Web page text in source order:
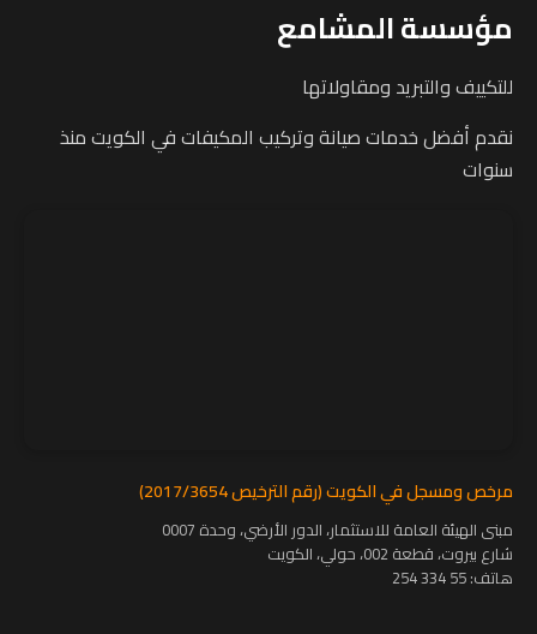
مؤسسة المشامع
للتكييف والتبريد ومقاولاتها
نقدم أفضل خدمات صيانة وتركيب المكيفات في الكويت منذ
سنوات
مرخص ومسجل في الكويت (رقم الترخيص 2017/3654)
مبنى الهيئة العامة للاستثمار، الدور الأرضي، وحدة 0007
شارع بيروت، قطعة 002، حولي، الكويت
هاتف:55 334 254